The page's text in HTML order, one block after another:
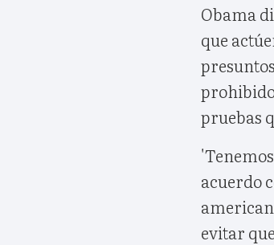
Obama
que
pruebas
acuerdo
evitar